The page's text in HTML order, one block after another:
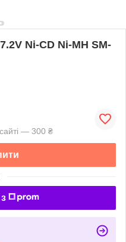
Ni-CD Ni-MH SM-
— 300 ₴